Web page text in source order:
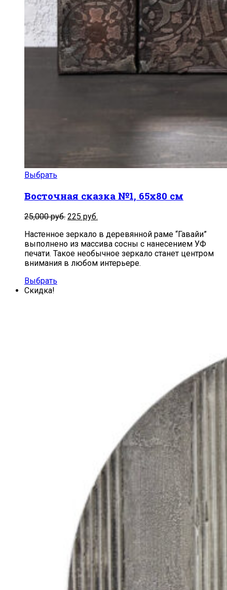
Выбрать
Восточная сказка №1, 65х80 см
25,000руб. Первоначальная
составляла
25,000
руб..
225 руб.
225
руб..
Настенное зеркало в деревянной раме “Гавайи”
выполнено из массива сосны с нанесением УФ
печати. Такое необычное зеркало станет центром
внимания в любом интерьере.
Выбрать
Скидка!